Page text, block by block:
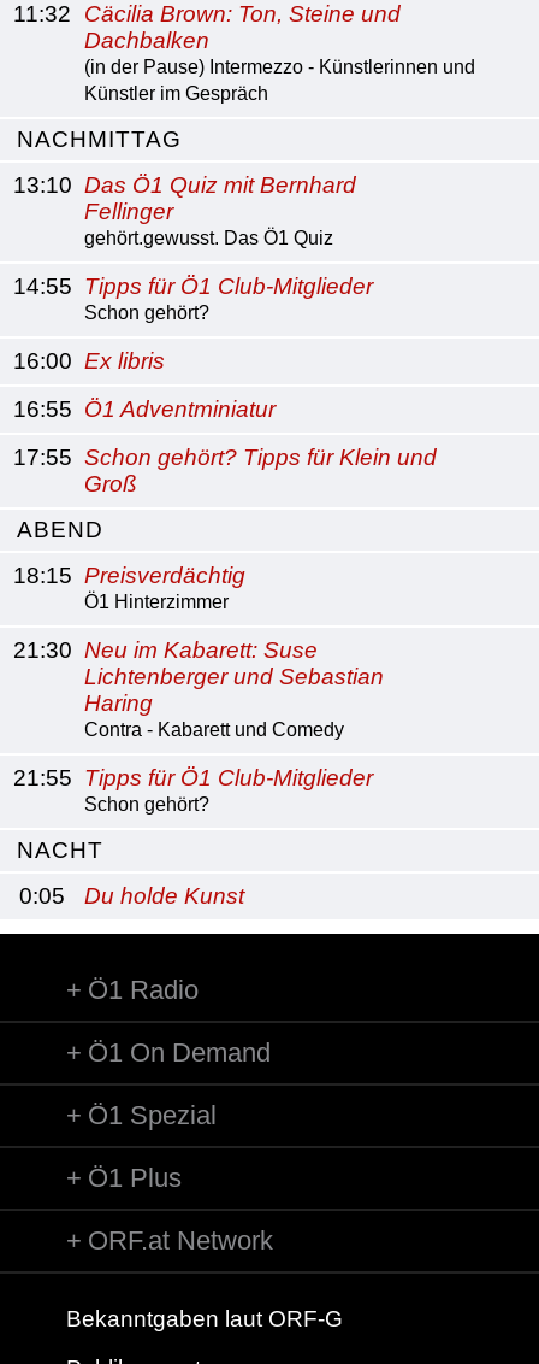
11:32
Cäcilia Brown: Ton, Steine und
Dachbalken
(in der Pause) Intermezzo - Künstlerinnen und
Künstler im Gespräch
NACHMITTAG
13:10 Das Ö1 Quiz mit Bernhard
Fellinger
gehört.gewusst. Das Ö1 Quiz
14:55 Tipps für Ö1 Club-Mitglieder
Schon gehört?
16:00 Ex libris
16:55 Ö1 Adventminiatur
17:55 Schon gehört? Tipps für Klein und
Groß
ABEND
18:15 Preisverdächtig
Ö1 Hinterzimmer
21:30 Neu im Kabarett: Suse
Lichtenberger und Sebastian
Haring
Contra - Kabarett und Comedy
21:55 Tipps für Ö1 Club-Mitglieder
Schon gehört?
NACHT
0:05
Du holde Kunst
Ö1 Radio
Ö1 On Demand
Ö1 Spezial
Ö1 Plus
ORF.at Network
Bekanntgaben laut ORF-G